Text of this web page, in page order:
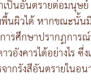
เป็นอันตรายต่อมนุษ
นผิวได้ หากขณะนั้น
รศึกษาปรากฏการ
อังคารได้อย่างไร
กรังสีอันตรายในอ